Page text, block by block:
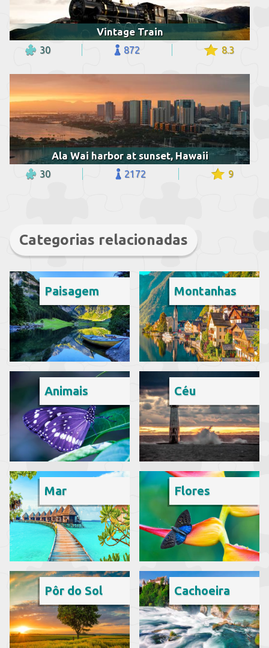
Vintage Train
30 872 8.3
Ala Wai harbor at sunset, Hawaii
30 2172 9
Categorias relacionadas
Paisagem Montanhas
Animais Céu
Mar Flores
Pôr do Sol Cachoeira